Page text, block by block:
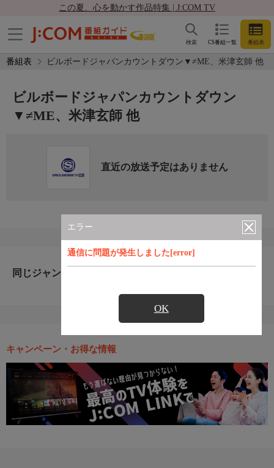
この夏、心を動かす作品特集 | J:COM TV
CS番組一覧 番組表
検索
番組表 ビルボードジャパンカウントダウン▼≠ME、米津玄師 他
エラー
通信に問題が発生しました[error]
OK
ビルボードジャパンカウントダウン
▼≠ME、米津玄師 他
直近の放送予定はありません
同じジャンルのおすすめ番組
キャンペーン・お得な情報